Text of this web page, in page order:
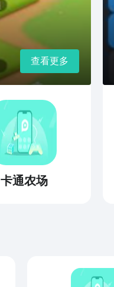
查看更多
卡通农场